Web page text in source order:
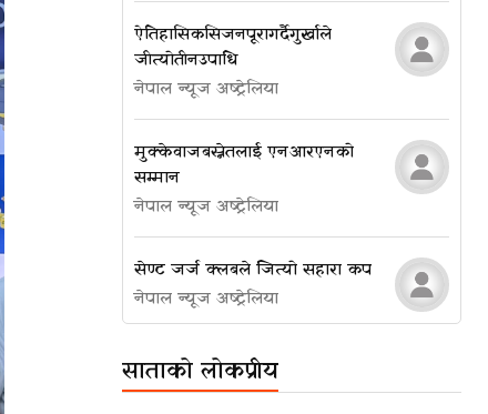
ऐतिहासिक सिजन पूरा गर्दै गुर्खाले
जीत्यो तीन उपाधि
नेपाल न्यूज अष्ट्रेलिया
मुक्केवाज बस्नेतलाई एनआरएनको
सम्मान
नेपाल न्यूज अष्ट्रेलिया
सेण्ट जर्ज क्लबले जित्यो सहारा कप
नेपाल न्यूज अष्ट्रेलिया
साताको लोकप्रीय